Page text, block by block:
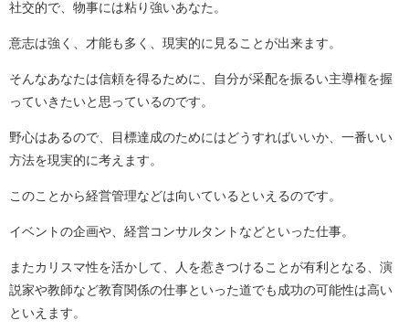
社交的で、物事には粘り強いあなた。
意志は強く、才能も多く、現実的に見ることが出来ます。
そんなあなたは信頼を得るために、自分が采配を振るい主導権を握
っていきたいと思っているのです。
野心はあるので、目標達成のためにはどうすればいいか、一番いい
方法を現実的に考えます。
このことから経営管理などは向いているといえるのです。
イベントの企画や、経営コンサルタントなどといった仕事。
またカリスマ性を活かして、人を惹きつけることが有利となる、演
説家や教師など教育関係の仕事といった道でも成功の可能性は高い
といえます。